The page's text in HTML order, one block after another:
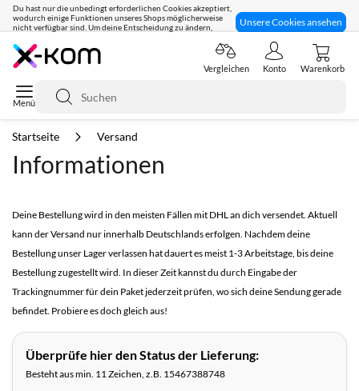
Du hast nur die unbedingt erforderlichen Cookies akzeptiert,
wodurch einige Funktionen unseres Shops möglicherweise
nicht verfügbar sind. Um deine Entscheidung zu ändern,
Unsere Cookies ansehen
Seit 8 Jahren für dich da!
Suche
Vergleichen Konto Warenkorb
Startseite Versand
Informationen
Deine Bestellung wird in den meisten Fällen mit DHL an dich versendet. Aktuell
kann der Versand nur innerhalb Deutschlands erfolgen. Nachdem deine
Bestellung unser Lager verlassen hat dauert es meist 1-3 Arbeitstage, bis deine
Bestellung zugestellt wird. In dieser Zeit kannst du durch Eingabe der
Trackingnummer für dein Paket jederzeit prüfen, wo sich deine Sendung gerade
befindet. Probiere es doch gleich aus!
Überprüfe hier den Status der Lieferung:
Besteht aus min. 11 Zeichen, z.B. 15467388748